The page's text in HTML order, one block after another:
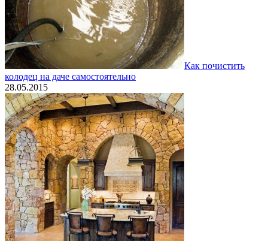
Как почистить
колодец на даче самостоятельно
28.05.2015